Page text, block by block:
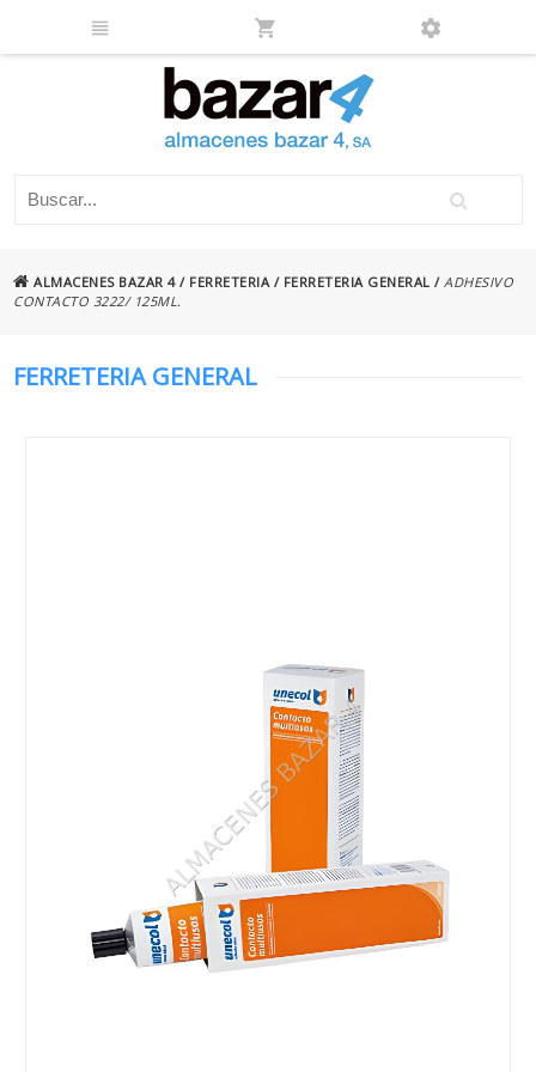
ALMACENES BAZAR 4/ FERRETERIA / FERRETERIA GENERAL / ADHESIVO
CONTACTO 3222/ 125ML.
FERRETERIA GENERAL